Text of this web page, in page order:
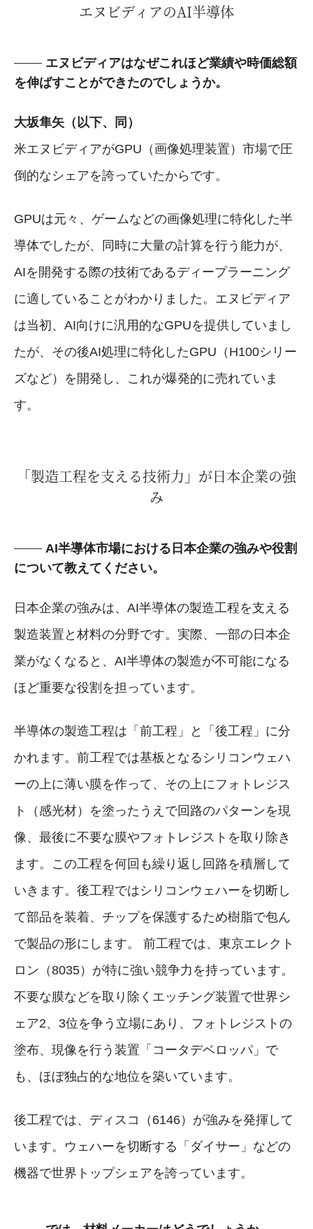
エヌビディアのAI半導体
エヌビディアはなぜこれほど業績や時価総額
を伸ばすことができたのでしょうか。
大坂隼矢（以下、同）
米エヌビディアがGPU（画像処理装置）市場で圧
倒的なシェアを誇っていたからです。
GPUは元々、ゲームなどの画像処理に特化した半
導体でしたが、同時に大量の計算を行う能力が、
AIを開発する際の技術であるディープラーニング
に適していることがわかりました。エヌビディア
は当初、AI向けに汎用的なGPUを提供していまし
たが、その後AI処理に特化したGPU（H100シリー
ズなど）を開発し、これが爆発的に売れていま
す。
「製造工程を支える技術力」が日本企業の強
み
AI半導体市場における日本企業の強みや役割
について教えてください。
日本企業の強みは、AI半導体の製造工程を支える
製造装置と材料の分野です。実際、一部の日本企
業がなくなると、AI半導体の製造が不可能になる
ほど重要な役割を担っています。
半導体の製造工程は「前工程」と「後工程」に分
かれます。前工程では基板となるシリコンウェハ
ーの上に薄い膜を作って、その上にフォトレジス
ト（感光材）を塗ったうえで回路のパターンを現
像、最後に不要な膜やフォトレジストを取り除き
ます。この工程を何回も繰り返し回路を積層して
いきます。後工程ではシリコンウェハーを切断し
て部品を装着、チップを保護するため樹脂で包ん
で製品の形にします。 前工程では、東京エレクト
ロン（8035）が特に強い競争力を持っています。
不要な膜などを取り除くエッチング装置で世界シ
ェア2、3位を争う立場にあり、フォトレジストの
塗布、現像を行う装置「コータデベロッパ」で
も、ほぼ独占的な地位を築いています。
後工程では、ディスコ（6146）が強みを発揮して
います。ウェハーを切断する「ダイサー」などの
機器で世界トップシェアを誇っています。